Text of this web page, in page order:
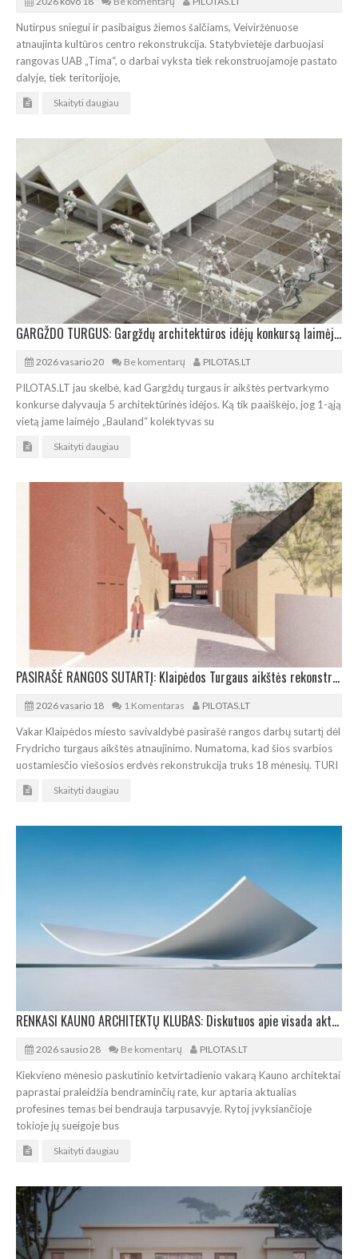
Nutirpus sniegui ir pasibaigus žiemos šalčiams, Veiviržėnuose
atnaujinta kultūros centro rekonstrukcija. Statybvietėje darbuojasi
rangovas UAB „Tima“, o darbai vyksta tiek rekonstruojamoje pastato
dalyje, tiek teritorijoje,
Skaityti daugiau
GARGŽDO TURGUS: Gargždų architektūros idėjų konkursą laimėjo „Bauland“
2026 vasario 20 Be komentarų PILOTAS.LT
PILOTAS.LT jau skelbė, kad Gargždų turgaus ir aikštės pertvarkymo
konkurse dalyvauja 5 architektūrinės idėjos. Ką tik paaiškėjo, jog 1-ąją
vietą jame laimėjo „Bauland“ kolektyvas su
Skaityti daugiau
PASIRAŠĖ RANGOS SUTARTĮ: Klaipėdos Turgaus aikštės rekonstrukcija truks 18 mėnesių
2026 vasario 18 1 Komentaras PILOTAS.LT
Vakar Klaipėdos miesto savivaldybė pasirašė rangos darbų sutartį dėl
Frydricho turgaus aikštės atnaujinimo. Numatoma, kad šios svarbios
uostamiesčio viešosios erdvės rekonstrukcija truks 18 mėnesių. TURI
Skaityti daugiau
RENKASI KAUNO ARCHITEKTŲ KLUBAS: Diskutuos apie visada aktualius architektūros konkursus
2026 sausio 28 Be komentarų PILOTAS.LT
Kiekvieno mėnesio paskutinio ketvirtadienio vakarą Kauno architektai
paprastai praleidžia bendraminčių rate, kur aptaria aktualias
profesines temas bei bendrauja tarpusavyje. Rytoj įvyksiančioje
tokioje jų sueigoje bus
Skaityti daugiau